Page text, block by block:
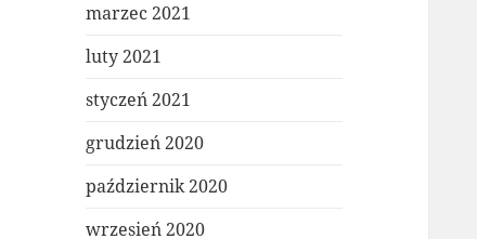
marzec 2021
luty 2021
styczeń 2021
grudzień 2020
październik 2020
wrzesień 2020